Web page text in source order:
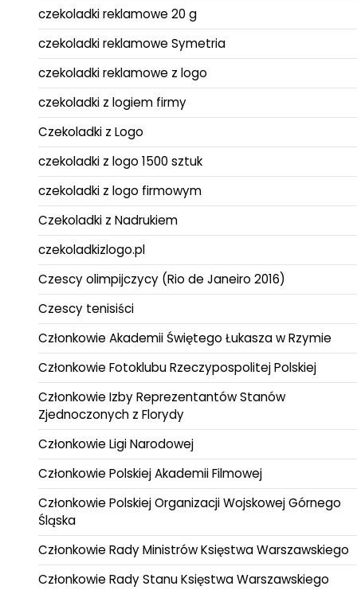
czekoladki reklamowe 20 g
czekoladki reklamowe Symetria
czekoladki reklamowe z logo
czekoladki z logiem firmy
Czekoladki z Logo
czekoladki z logo 1500 sztuk
czekoladki z logo firmowym
Czekoladki z Nadrukiem
czekoladkizlogo.pl
Czescy olimpijczycy (Rio de Janeiro 2016)
Czescy tenisiści
Członkowie Akademii Świętego Łukasza w Rzymie
Członkowie Fotoklubu Rzeczypospolitej Polskiej
Członkowie Izby Reprezentantów Stanów
Zjednoczonych z Florydy
Członkowie Ligi Narodowej
Członkowie Polskiej Akademii Filmowej
Członkowie Polskiej Organizacji Wojskowej Górnego
Śląska
Członkowie Rady Ministrów Księstwa Warszawskiego
Członkowie Rady Stanu Księstwa Warszawskiego